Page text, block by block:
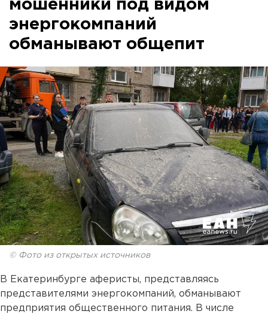
мошенники под видом
энергокомпаний
обманывают общепит
© Фото из открытых источников
В Екатеринбурге аферисты, представляясь
представителями энергокомпаний, обманывают
предприятия общественного питания. В числе